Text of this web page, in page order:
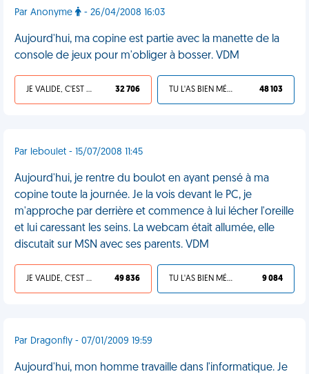
Par Anonyme - 26/04/2008 16:03
Aujourd'hui, ma copine est partie avec la manette de la
console de jeux pour m'obliger à bosser. VDM
JE VALIDE, C'EST UNE VDM 32 706 TU L'AS BIEN MÉRITÉ 48 103
Par leboulet - 15/07/2008 11:45
Aujourd'hui, je rentre du boulot en ayant pensé à ma
copine toute la journée. Je la vois devant le PC, je
m'approche par derrière et commence à lui lécher l'oreille
et lui caressant les seins. La webcam était allumée, elle
discutait sur MSN avec ses parents. VDM
JE VALIDE, C'EST UNE VDM 49 836 TU L'AS BIEN MÉRITÉ 9 084
Par Dragonfly - 07/01/2009 19:59
Aujourd'hui, mon homme travaille dans l'informatique. Je